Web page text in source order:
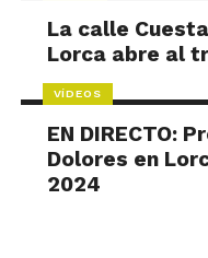
La calle
Lorca abre al
VÍDEOS
EN DIRECTO:
Dolores en
2024